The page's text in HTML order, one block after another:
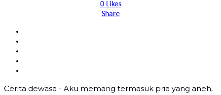
0Likes
Share
Cerita dewasa - Aku memang termasuk pria yang aneh,